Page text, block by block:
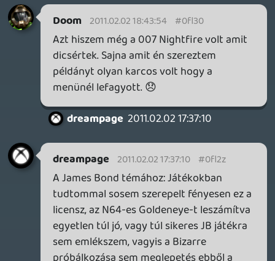
liquid 2011.02.02 10:48:25
Oazis02 2011.02.02 14:05:47 #0fl2w
"...befolyt összegek sokszor mennyire nem
tükrözik a produkció valós értékét."
A Terminátor 3 például amit sokan
megnéztek moziban mert terminátor meg
Arnold, de DVD már kevesebbet érdekelt
mert nagyon gyenge lett.
Szerintem a Casino Royal elég jó lett de a
Quantum csendje már nem, az már nekem
egy túl izomagyú karakter aki már nem
intézi el az ellenfeleit nem azzal, hogy
véresre veri őket.
Vega #0fl2v